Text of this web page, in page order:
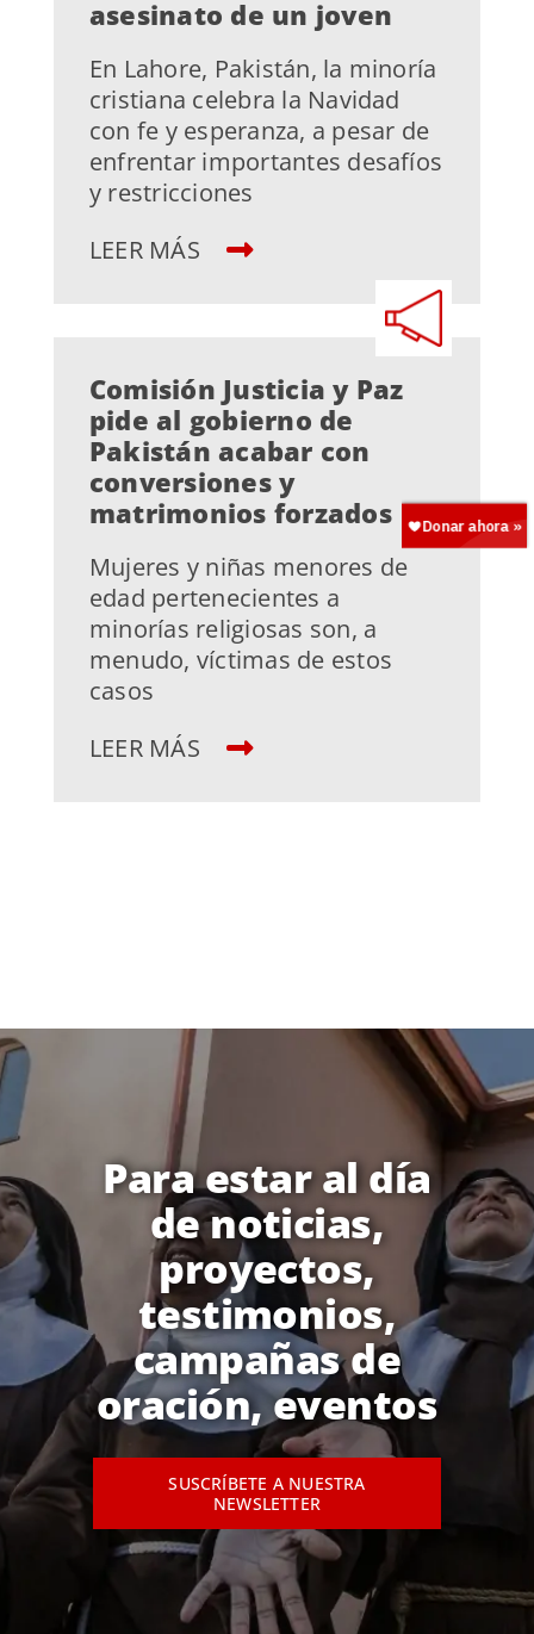
asesinato de un joven
En Lahore, Pakistán, la minoría
cristiana celebra la Navidad
con fe y esperanza, a pesar de
enfrentar importantes desafíos
y restricciones
LEER MÁS
Comisión Justicia y Paz
pide al gobierno de
Pakistán acabar con
conversiones y
matrimonios forzados
Mujeres y niñas menores de
edad pertenecientes a
minorías religiosas son, a
menudo, víctimas de estos
casos
LEER MÁS
Para estar al día
de noticias,
proyectos,
testimonios,
campañas de
oración, eventos
SUSCRÍBETE A NUESTRA
NEWSLETTER